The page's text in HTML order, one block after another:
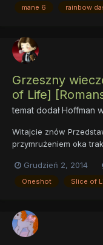
straciła trochę
mane 6 rainbow
Grzeszny
of Life]
temat dodałHoffman
Witajcie znów
przymrużeniem oka
Jak daleko mogą zajść
dające spokoju
Grudzień 2, 2014
Oneshot Slice of